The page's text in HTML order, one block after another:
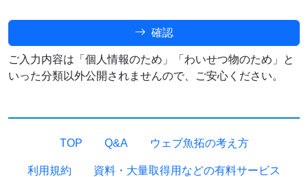
確認
ご入力内容は「個人情報のため」「わいせつ物のため」と
いった分類以外公開されませんので、ご安心ください。
TOP Q&A ウェブ魚拓の考え方
利用規約 資料・大量取得用などの有料サービス